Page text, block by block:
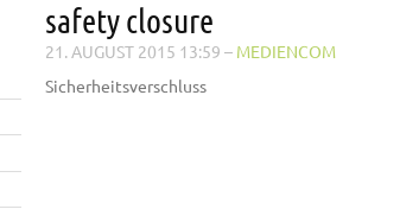
safety closure
21. AUGUST 2015 13:59 – MEDIENCOM
Sicherheitsverschluss